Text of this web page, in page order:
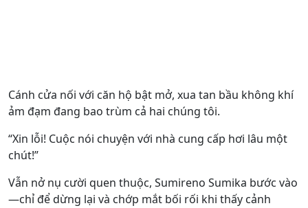
Cánh cửa nối với căn hộ bật mở, xua tan bầu không khí
ảm đạm đang bao trùm cả hai chúng tôi.
“Xin lỗi! Cuộc nói chuyện với nhà cung cấp hơi lâu một
chút!”
Vẫn nở nụ cười quen thuộc, Sumireno Sumika bước vào
—chỉ để dừng lại và chớp mắt bối rối khi thấy cảnh